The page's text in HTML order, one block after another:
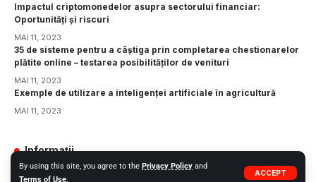
By using this site, you agree to the Privacy Policy and
Terms of Use.
ACCEPT
Impactul criptomonedelor asupra sectorului financiar:
Oportunități și riscuri
MAI 11, 2023
35 de sisteme pentru a câștiga prin completarea chestionarelor
plătite online – testarea posibilităților de venituri
MAI 11, 2023
Exemple de utilizare a inteligenței artificiale în agricultură
MAI 11, 2023
Informații
GDPR